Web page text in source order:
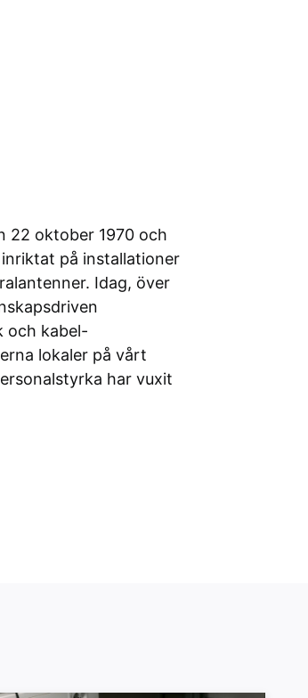
22 oktober 1970 och
på installationer
Idag, över
och kabel-
lokaler på vårt
har vuxit